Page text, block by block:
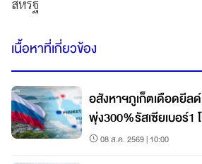
สหรัฐ
เนื้อหาที่เกี่ยวข้อง
อสังหาฯภูเก็ตเดือดยีล
พุ่ง300%รัสเซียเบอร์1
08 ส.ค. 2569 | 10:00